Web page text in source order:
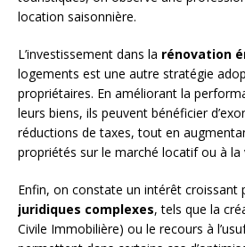
location saisonnière.
L’investissement dans la rénovation
logements est une autre stratégie
propriétaires. En améliorant la
leurs biens, ils peuvent bénéficier
réductions de taxes, tout en
propriétés sur le marché locatif ou à la
Enfin, on constate un intérêt croissant
juridiques complexes, tels que la
Civile Immobilière) ou le recours à